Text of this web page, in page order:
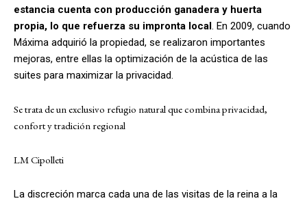
estancia cuenta con producción ganadera y huerta
propia, lo que refuerza su impronta local. En 2009, cuando
Máxima adquirió la propiedad, se realizaron importantes
mejoras, entre ellas la optimización de la acústica de las
suites para maximizar la privacidad.
Se trata de un exclusivo refugio natural que combina privacidad,
confort y tradición regional
LM Cipolleti
La discreción marca cada una de las visitas de la reina a la